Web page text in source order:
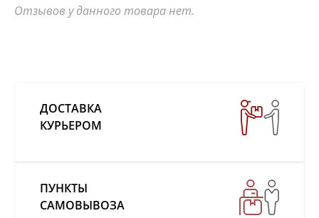
Отзывов у данного товара нет.
ДОСТАВКА
КУРЬЕРОМ
ПУНКТЫ
САМОВЫВОЗА